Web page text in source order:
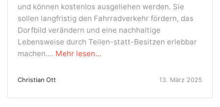
und können kostenlos ausgeliehen werden. Sie
sollen langfristig den Fahrradverkehr fördern, das
Dorfbild verändern und eine nachhaltige
Lebensweise durch Teilen-statt-Besitzen erlebbar
machen.... Mehr lesen...
Christian Ott 13. März 2025